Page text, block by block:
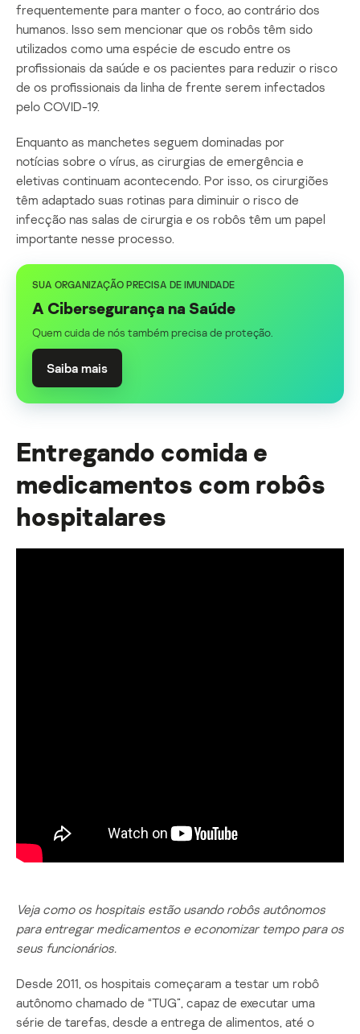
frequentemente para manter o foco, ao contrário dos
humanos. Isso sem mencionar que os robôs têm sido
utilizados como uma espécie de escudo entre os
profissionais da saúde e os pacientes para reduzir o risco
de os profissionais da linha de frente serem infectados
pelo COVID-19.
Enquanto as manchetes seguem dominadas por
notícias sobre o vírus, as cirurgias de emergência e
eletivas continuam acontecendo. Por isso, os cirurgiões
têm adaptado suas rotinas para diminuir o risco de
infecção nas salas de cirurgia e os robôs têm um papel
importante nesse processo.
SUA ORGANIZAÇÃO PRECISA DE IMUNIDADE
A Cibersegurança na Saúde
Quem cuida de nós também precisa de proteção.
Saiba mais
Entregando comida e
medicamentos com robôs
hospitalares
Veja como os hospitais estão usando robôs autônomos
para entregar medicamentos e economizar tempo para os
seus funcionários.
Desde 2011, os hospitais começaram a testar um robô
autônomo chamado de “TUG”, capaz de executar uma
série de tarefas, desde a entrega de alimentos, até o